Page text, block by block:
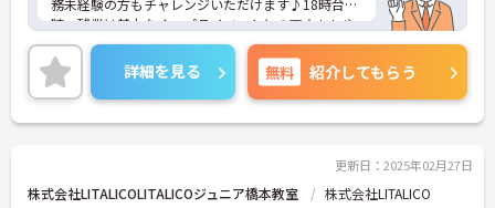
務未経験の方もチャレンジいただけます♪18時台定
時、残業は基本なく、プライベートとの両立もしや
すい環境です。ご興味のある方には、面接対策ポイ
ントなど、さらに詳細をお話ししますのでお気軽に
ご相談ください！
詳細を見る 無料 紹介してもらう
更新日：2025年02月27日
株式会社LITALICOLITALICOジュニア橋本教室 株式会社LITALICO